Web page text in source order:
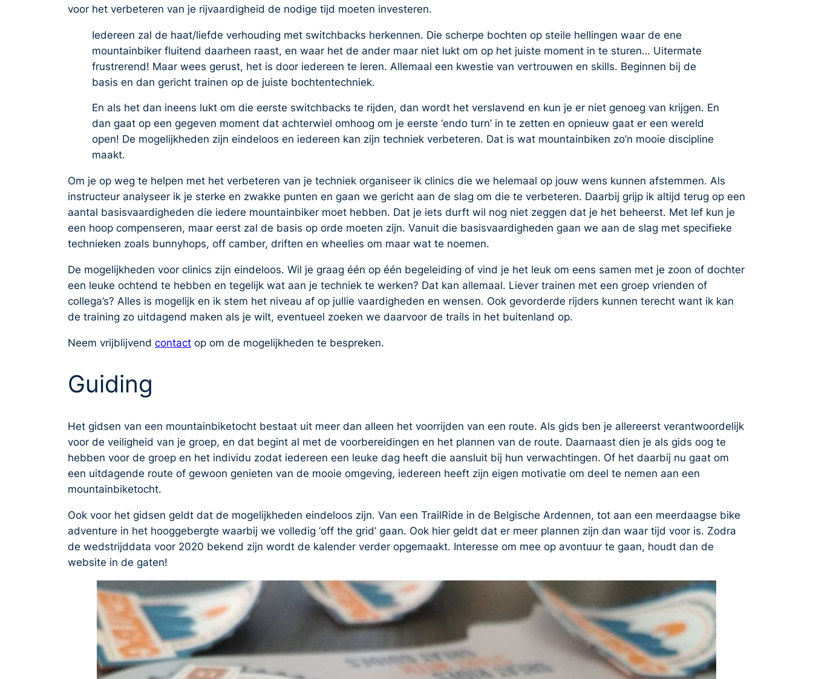
voor het verbeteren van je rijvaardigheid de nodige tijd moeten investeren.
Iedereen zal de haat/liefde verhouding met switchbacks herkennen. Die scherpe bochten op steile hellingen waar de ene
mountainbiker fluitend daarheen raast, en waar het de ander maar niet lukt om op het juiste moment in te sturen… Uitermate
frustrerend! Maar wees gerust, het is door iedereen te leren. Allemaal een kwestie van vertrouwen en skills. Beginnen bij de
basis en dan gericht trainen op de juiste bochtentechniek.
En als het dan ineens lukt om die eerste switchbacks te rijden, dan wordt het verslavend en kun je er niet genoeg van krijgen. En
dan gaat op een gegeven moment dat achterwiel omhoog om je eerste ‘endo turn’ in te zetten en opnieuw gaat er een wereld
open! De mogelijkheden zijn eindeloos en iedereen kan zijn techniek verbeteren. Dat is wat mountainbiken zo’n mooie discipline
maakt.
Om je op weg te helpen met het verbeteren van je techniek organiseer ik clinics die we helemaal op jouw wens kunnen afstemmen. Als
instructeur analyseer ik je sterke en zwakke punten en gaan we gericht aan de slag om die te verbeteren. Daarbij grijp ik altijd terug op een
aantal basisvaardigheden die iedere mountainbiker moet hebben. Dat je iets durft wil nog niet zeggen dat je het beheerst. Met lef kun je
een hoop compenseren, maar eerst zal de basis op orde moeten zijn. Vanuit die basisvaardigheden gaan we aan de slag met specifieke
technieken zoals bunnyhops, off camber, driften en wheelies om maar wat te noemen.
De mogelijkheden voor clinics zijn eindeloos. Wil je graag één op één begeleiding of vind je het leuk om eens samen met je zoon of dochter
een leuke ochtend te hebben en tegelijk wat aan je techniek te werken? Dat kan allemaal. Liever trainen met een groep vrienden of
collega’s? Alles is mogelijk en ik stem het niveau af op jullie vaardigheden en wensen. Ook gevorderde rijders kunnen terecht want ik kan
de training zo uitdagend maken als je wilt, eventueel zoeken we daarvoor de trails in het buitenland op.
Neem vrijblijvend contact op om de mogelijkheden te bespreken.
Guiding
Het gidsen van een mountainbiketocht bestaat uit meer dan alleen het voorrijden van een route. Als gids ben je allereerst verantwoordelijk
voor de veiligheid van je groep, en dat begint al met de voorbereidingen en het plannen van de route. Daarnaast dien je als gids oog te
hebben voor de groep en het individu zodat iedereen een leuke dag heeft die aansluit bij hun verwachtingen. Of het daarbij nu gaat om
een uitdagende route of gewoon genieten van de mooie omgeving, iedereen heeft zijn eigen motivatie om deel te nemen aan een
mountainbiketocht.
Ook voor het gidsen geldt dat de mogelijkheden eindeloos zijn. Van een TrailRide in de Belgische Ardennen, tot aan een meerdaagse bike
adventure in het hooggebergte waarbij we volledig ‘off the grid’ gaan. Ook hier geldt dat er meer plannen zijn dan waar tijd voor is. Zodra
de wedstrijddata voor 2020 bekend zijn wordt de kalender verder opgemaakt. Interesse om mee op avontuur te gaan, houdt dan de
website in de gaten!